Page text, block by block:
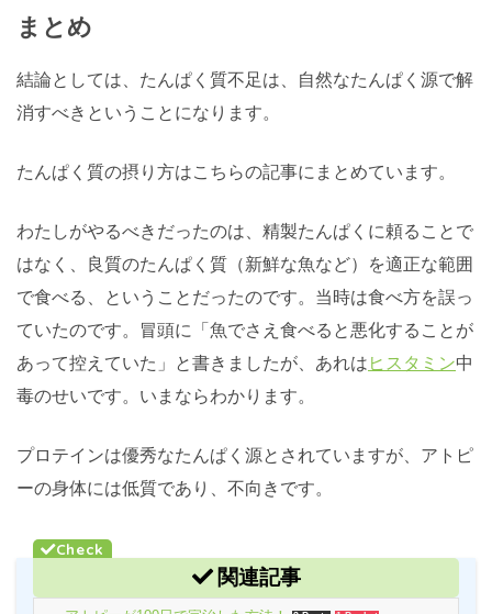
まとめ
結論としては、たんぱく質不足は、自然なたんぱく源で解
消すべきということになります。
たんぱく質の摂り方はこちらの記事にまとめています。
わたしがやるべきだったのは、精製たんぱくに頼ることで
はなく、良質のたんぱく質（新鮮な魚など）を適正な範囲
で食べる、ということだったのです。当時は食べ方を誤っ
ていたのです。冒頭に「魚でさえ食べると悪化することが
あって控えていた」と書きましたが、あれは ヒスタミン中
毒のせいです。いまならわかります。
プロテインは優秀なたんぱく源とされていますが、アトピ
ーの身体には低質であり、不向きです。
関連記事